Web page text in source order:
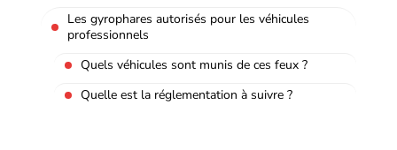
Les gyrophares autorisés pour les véhicules
professionnels
Quels véhicules sont munis de ces feux ?
Quelle est la réglementation à suivre ?